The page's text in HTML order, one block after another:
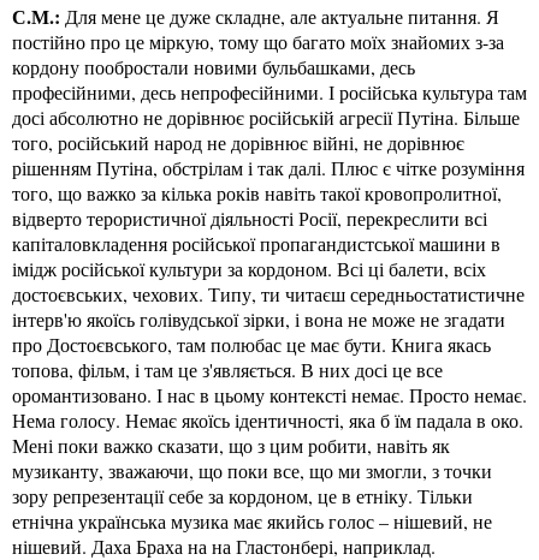
С.М.: Для мене це дуже складне, але актуальне питання. Я
постійно про це міркую, тому що багато моїх знайомих з-за
кордону пообростали новими бульбашками, десь
професійними, десь непрофесійними. І російська культура там
досі абсолютно не дорівнює російській агресії Путіна. Більше
того, російський народ не дорівнює війні, не дорівнює
рішенням Путіна, обстрілам і так далі. Плюс є чітке розуміння
того, що важко за кілька років навіть такої кровопролитної,
відверто терористичної діяльності Росії, перекреслити всі
капіталовкладення російської пропагандистської машини в
імідж російської культури за кордоном. Всі ці балети, всіх
достоєвських, чехових. Типу, ти читаєш середньостатистичне
інтерв'ю якоїсь голівудської зірки, і вона не може не згадати
про Достоєвського, там полюбас це має бути. Книга якась
топова, фільм, і там це з'являється. В них досі це все
оромантизовано. І нас в цьому контексті немає. Просто немає.
Нема голосу. Немає якоїсь ідентичності, яка б їм падала в око.
Мені поки важко сказати, що з цим робити, навіть як
музиканту, зважаючи, що поки все, що ми змогли, з точки
зору репрезентації себе за кордоном, це в етніку. Тільки
етнічна українська музика має якийсь голос – нішевий, не
нішевий. Даха Браха на на Гластонбері, наприклад.